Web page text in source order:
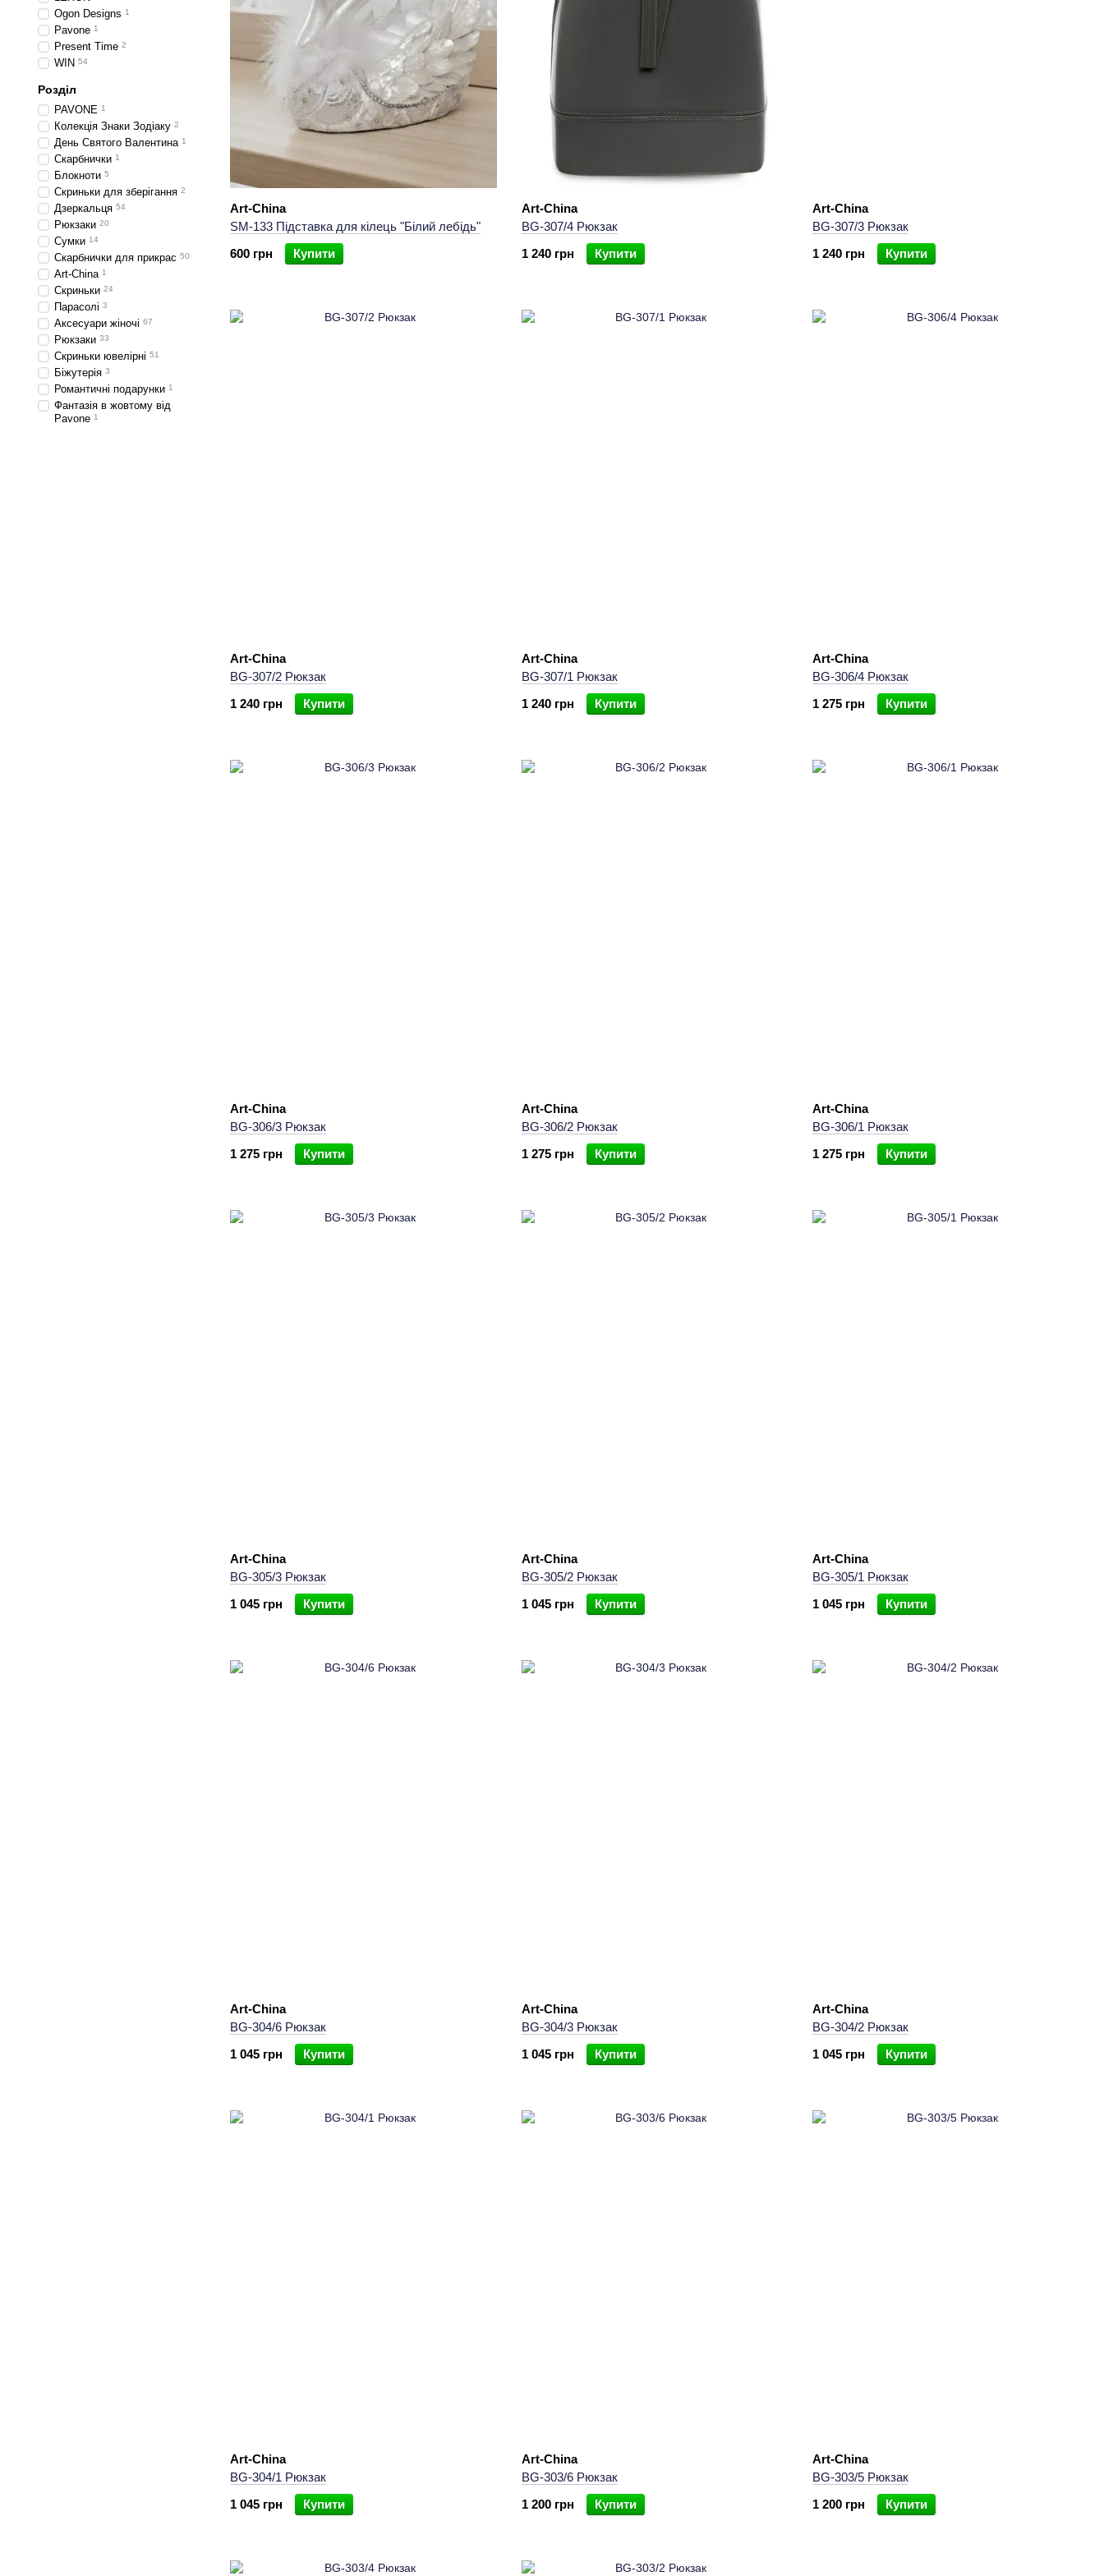
Art-China
SM-133 Підставка для кілець "Білий лебідь"
600 грн
Купити
Art-China
BG-307/4 Рюкзак
1 240 грн
Купити
Art-China
BG-307/3 Рюкзак
1 240 грн
Купити
Art-China
BG-307/2 Рюкзак
1 240 грн
Купити
Art-China
BG-307/1 Рюкзак
1 240 грн
Купити
Art-China
BG-306/4 Рюкзак
1 275 грн
Купити
Art-China
BG-306/3 Рюкзак
1 275 грн
Купити
Art-China
BG-306/2 Рюкзак
1 275 грн
Купити
Art-China
BG-306/1 Рюкзак
1 275 грн
Купити
Art-China
BG-305/3 Рюкзак
1 045 грн
Купити
Art-China
BG-305/2 Рюкзак
1 045 грн
Купити
Art-China
BG-305/1 Рюкзак
1 045 грн
Купити
Art-China
BG-304/6 Рюкзак
1 045 грн
Купити
Art-China
BG-304/3 Рюкзак
1 045 грн
Купити
Art-China
BG-304/2 Рюкзак
1 045 грн
Купити
Art-China
BG-304/1 Рюкзак
1 045 грн
Купити
Art-China
BG-303/6 Рюкзак
1 200 грн
Купити
Art-China
BG-303/5 Рюкзак
1 200 грн
Купити
Ogon Designs 1
Pavone 1
Present Time 2
WIN 54
Розділ
PAVONE 1
Колекція Знаки Зодіаку 2
День Святого Валентина 1
Скарбнички 1
Блокноти 5
Скриньки для зберігання 2
Дзеркальця 54
Рюкзаки 20
Сумки 14
Скарбнички для прикрас 50
Art-China 1
Скриньки 24
Парасолі 3
Аксесуари жіночі 67
Рюкзаки 33
Скриньки ювелірні 51
Біжутерія 3
Романтичні подарунки 1
Фантазія в жовтому від
Pavone 1